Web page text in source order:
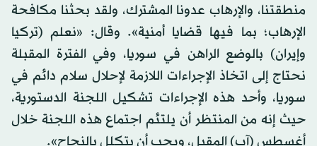
منطقتنا، والإرهاب عدونا المشترك، ولقد بحثنا مكافحة
الإرهاب؛ بما فيها قضايا أمنية». وقال: «نعلم (تركيا
وإيران) بالوضع الراهن في سوريا، وفي الفترة المقبلة
نحتاج إلى اتخاذ الإجراءات اللازمة لإحلال سلام دائم في
سوريا، وأحد هذه الإجراءات تشكيل اللجنة الدستورية،
حيث إنه من المنتظر أن يلتئم اجتماع هذه اللجنة خلال
أغسطس (آب) المقبل، ويجب أن يتكلل بالنجاح».